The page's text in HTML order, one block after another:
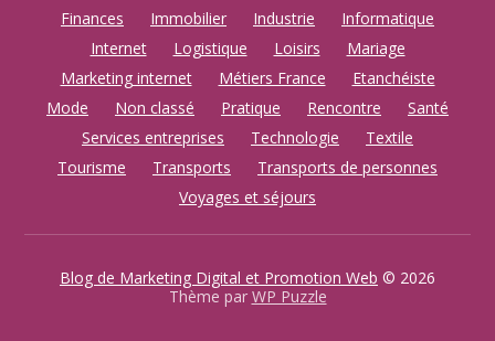
Finances
Immobilier Industrie
Informatique
Internet
Logistique Loisirs
Mariage
Marketing internet
Métiers France
Etanchéiste
Mode
Non classé Pratique Rencontre
Santé
Services entreprises
Technologie
Textile
Tourisme
Transports
Transports de personnes
Voyages et séjours
Blog de Marketing Digital et Promotion Web © 2026
Thème par WP Puzzle